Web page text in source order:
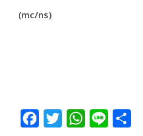
(mc/ns)
Facebook
Twitter WhatsApp
Line